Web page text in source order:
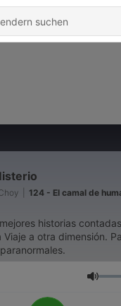
124 - El camal de
historias
a otra dimensión.